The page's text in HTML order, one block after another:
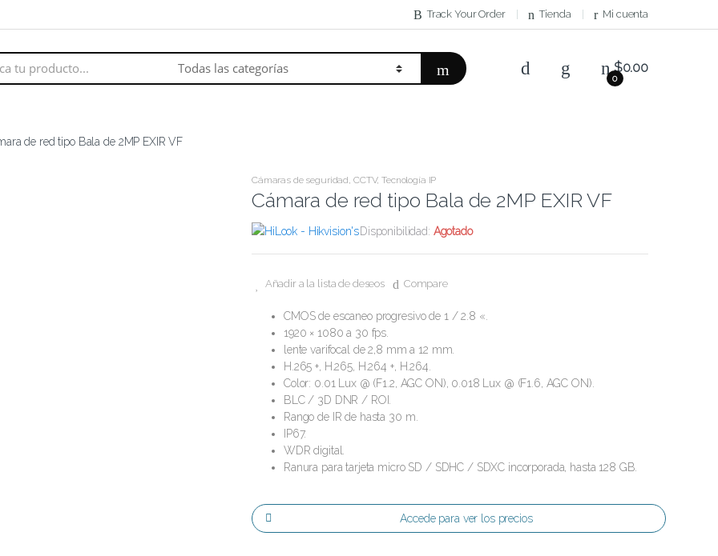
Track Your Order Tienda Mi cuenta
0
$0.00
de red tipo Bala de 2MP EXIR VF
Cámaras de seguridad, CCTV,Tecnología IP
Cámara de red tipo Bala de 2MP EXIR VF
Disponibilidad: Agotado
Añadir a la lista de deseos Compare
CMOS de escaneo progresivo de 1 / 2.8 «.
1920 × 1080 a 30 fps.
lente varifocal de 2,8 mm a 12 mm.
H.265 +, H.265, H.264 +, H.264.
Color: 0.01 Lux @ (F1.2, AGC ON), 0.018 Lux @ (F1.6, AGC ON).
BLC / 3D DNR / ROI.
Rango de IR de hasta 30 m.
IP67.
WDR digital.
Ranura para tarjeta micro SD / SDHC / SDXC incorporada, hasta 128 GB.
Accede para ver los precios